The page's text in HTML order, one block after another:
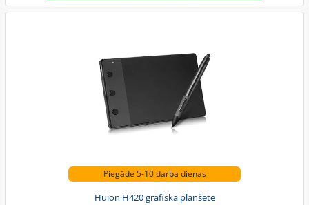
Piegāde 5-10 darba dienas
Huion H420 grafiskā planšete